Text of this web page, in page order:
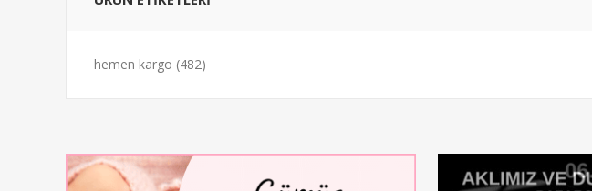
hemen kargo (482)